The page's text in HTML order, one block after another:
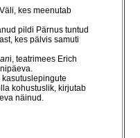
kes meenutab
pildi Pärnus tuntud
kes pälvis samuti
i, teatrimees Erich
kohustuslik, kirjutab
näinud.